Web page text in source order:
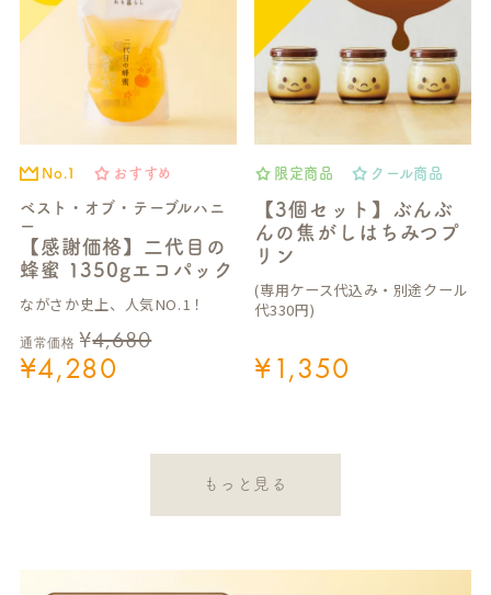
No.1 おすすめ
ベスト・オブ・テーブルハニ
ー
【感謝価格】二代目の
蜂蜜 1350gエコパック
ながさか史上、人気NO.1！
通常価格 ¥4,680
¥4,280
限定商品 クール商品
【3個セット】ぶんぶ
んの焦がしはちみつプ
リン
(専用ケース代込み・別途クール
代330円)
¥1,350
もっと見る